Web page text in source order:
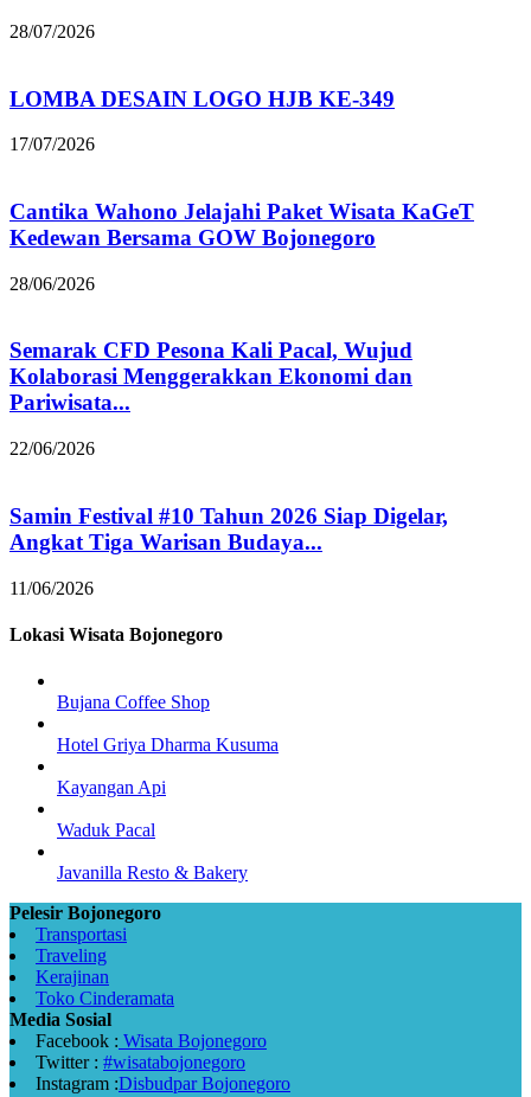
28/07/2026
LOMBA DESAIN LOGO HJB KE-349
17/07/2026
Cantika Wahono Jelajahi Paket Wisata KaGeT
Kedewan Bersama GOW Bojonegoro
28/06/2026
Semarak CFD Pesona Kali Pacal, Wujud
Kolaborasi Menggerakkan Ekonomi dan
Pariwisata...
22/06/2026
Samin Festival #10 Tahun 2026 Siap Digelar,
Angkat Tiga Warisan Budaya...
11/06/2026
Lokasi Wisata Bojonegoro
Bujana Coffee Shop
Hotel Griya Dharma Kusuma
Kayangan Api
Waduk Pacal
Javanilla Resto & Bakery
Pelesir Bojonegoro
Transportasi
Traveling
Kerajinan
Toko Cinderamata
Media Sosial
Facebook : Wisata Bojonegoro
Twitter : #wisatabojonegoro
Instagram :Disbudpar Bojonegoro